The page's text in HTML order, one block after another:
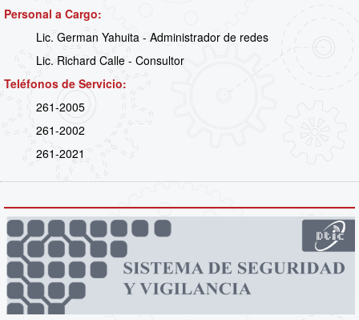
Personal a Cargo:
Lic. German Yahuita - Administrador de redes
Lic. Richard Calle - Consultor
Teléfonos de Servicio:
261-2005
261-2002
261-2021